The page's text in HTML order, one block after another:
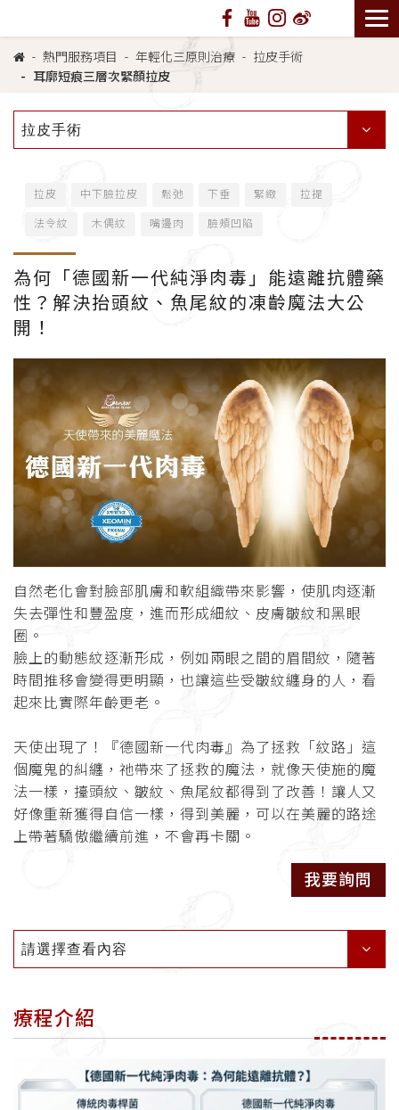
熱門服務項目 年輕化三原則治療
拉皮手術
耳廓短痕三層次緊顏拉皮
拉皮手術
拉皮 中下臉拉皮 鬆弛 下垂 緊緻 拉提
法令紋 木偶紋 嘴邊肉 臉頰凹陷
為何「德國新一代純淨肉毒」能遠離抗體藥
性？解決抬頭紋、魚尾紋的凍齡魔法大公
開！
自然老化會對臉部肌膚和軟組織帶來影響，使肌肉逐漸
失去彈性和豐盈度，進而形成細紋、皮膚皺紋和黑眼
圈。
臉上的動態紋逐漸形成，例如兩眼之間的眉間紋，隨著
時間推移會變得更明顯，也讓這些受皺紋纏身的人，看
起來比實際年齡更老。
天使出現了！『德國新一代肉毒』為了拯救「紋路」這
個魔鬼的糾纏，祂帶來了拯救的魔法，就像天使施的魔
法一樣，擡頭紋、皺紋、魚尾紋都得到了改善！讓人又
好像重新獲得自信一樣，得到美麗，可以在美麗的路途
上帶著驕傲繼續前進，不會再卡關。
我要詢問
請選擇查看內容
療程介紹